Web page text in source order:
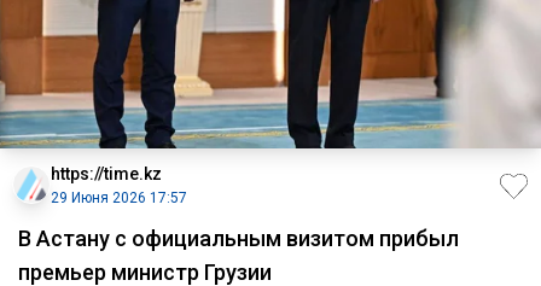
https://time.kz
29 Июня 2026 17:57
В Астану с официальным визитом прибыл
премьер министр Грузии